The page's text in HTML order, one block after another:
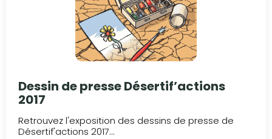
Dessin de presse Désertif’actions
2017
Retrouvez l'exposition des dessins de presse de
Désertif'actions 2017...